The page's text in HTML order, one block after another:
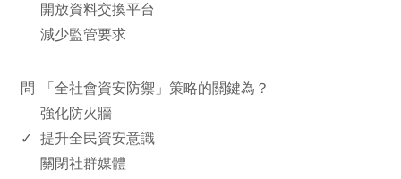
開放資料交換平台
減少監管要求
問
「全社會資安防禦」策略的關鍵為？
強化防火牆
✓ 提升全民資安意識
關閉社群媒體